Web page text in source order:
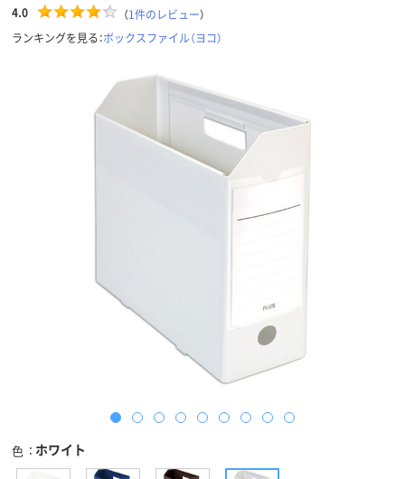
4.0 （1件のレビュー）
ランキングを見る：ボックスファイル（ヨコ）
色 ホワイト